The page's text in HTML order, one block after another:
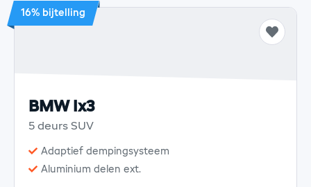
16% bijtelling
BMW Ix3
5 deurs SUV
Adaptief dempingsysteem
Aluminium delen ext.